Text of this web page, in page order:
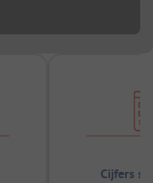
Cijfers